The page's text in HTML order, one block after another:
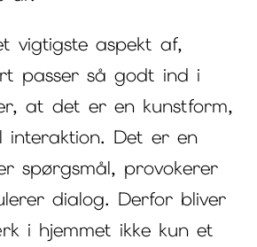
vigtigste aspekt af,
passer så godt ind i
at det er en kunstform,
interaktion. Det er en
spørgsmål, provokerer
dialog. Derfor bliver
i hjemmet ikke kun et